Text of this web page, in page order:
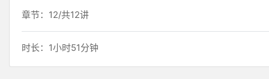
章节：12/共12讲
时长：1小时51分钟